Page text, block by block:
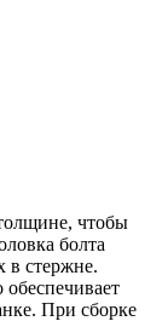
чтобы
болта
в стержне.
При сборке